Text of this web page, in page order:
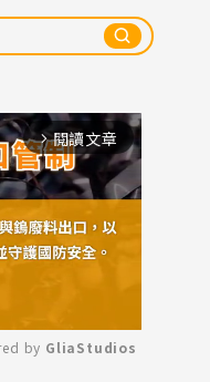
arrow_forward_ios 閱讀文章
by GliaStudios